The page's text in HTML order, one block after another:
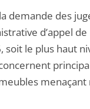
demande des
d’appel
soit le plus haut
menaçant